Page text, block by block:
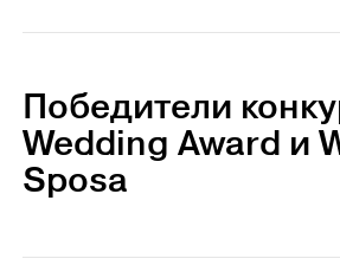
Победители
Wedding Award и
Sposa